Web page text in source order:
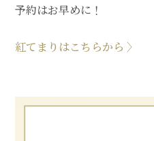
予約はお早めに！
紅てまりはこちらから 〉